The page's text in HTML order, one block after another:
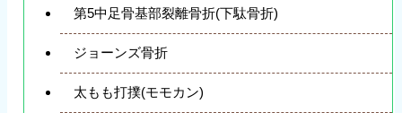
第5中足骨基部裂離骨折(下駄骨折)
ジョーンズ骨折
太もも打撲(モモカン)